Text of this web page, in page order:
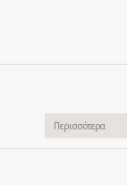
Περισσότερα